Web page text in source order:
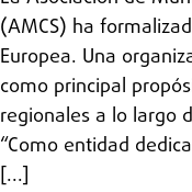
(AMCS) ha
Europea. Una
como principal
regionales a lo largo
“Como entidad
[...]